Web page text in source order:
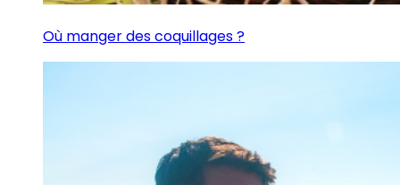
Où manger des coquillages ?